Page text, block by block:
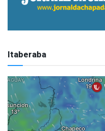
Itaberaba